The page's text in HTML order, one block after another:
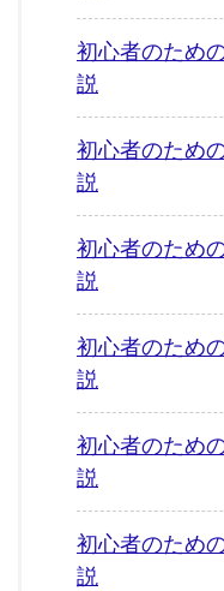
初心者のた
説
初心者のた
説
初心者のため
説
初心者のた
説
初心者のた
説
初心者のた
説